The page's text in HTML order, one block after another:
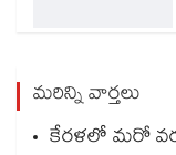
మరిన్ని వార్తలు
కేరళలో మరో